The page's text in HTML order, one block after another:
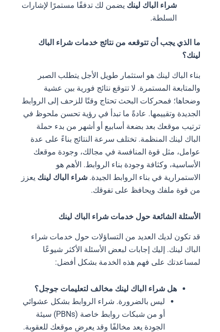
شراء الباك لينكيضمن لك تدفقًا مستمرًا لإشارات
السلطة.
ما الذي يجب أن تتوقعه من نتائج خدمات شراء الباك
لينك؟
بناء الباك لينك هو استثمار طويل الأجل يتطلب الصبر
والمتابعة المستمرة. لا تتوقع نتائج فورية بين عشية
وضحاها؛ فمحركات البحث تحتاج وقتًا للزحف إلى الروابط
الجديدة وتقييمها. عادةً ما تبدأ في رؤية تحسن ملحوظ في
ترتيب موقعك بعد بضعة أسابيع أو أشهر من بدء حملة
الباك لينك المنظمة. تختلف سرعة النتائج بناءً على عدة
عوامل، مثل قوة المنافسة في مجالك، وجودة موقعك
الأساسية، وكثافة وجودة بناء الروابط. الأهم هو
الاستمرارية في بناء الروابط الجيدة.شراء الباك لينكيعزز
من قوة ملفك ويحافظ على تفوقك.
الأسئلة الشائعة حول خدمات شراء الباك لينك
قد تكون لديك العديد من التساؤلات حول خدمات شراء
الباك لينك. إليك إجابات لبعض الأسئلة الأكثر شيوعًا
لمساعدتك على فهم هذه الخدمة بشكل أفضل:
هل شراء الباك لينك مخالف لتعليمات جوجل؟
ليس بالضرورة. شراء الروابط بشكل عشوائي
أو من شبكات روابط خاصة (PBNs) سيئة
الجودة يعد مخالفًا وقد يعرض موقعك للعقوبة.